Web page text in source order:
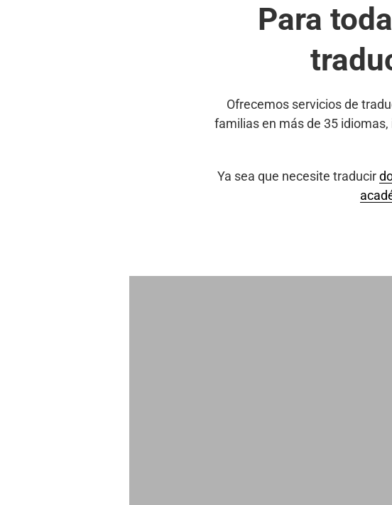
Para
Ofrecemos servicios de
familias en más de 35 idiomas,
Ya sea que necesite traducir